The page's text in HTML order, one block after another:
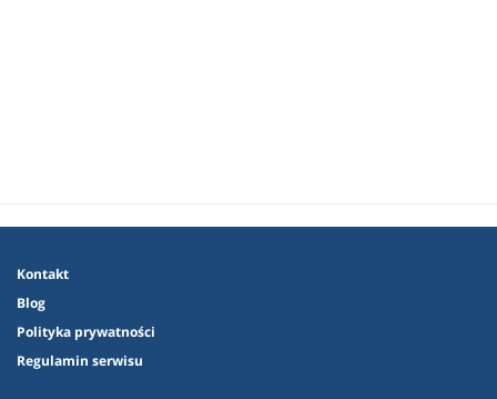
Kontakt
Blog
Polityka prywatności
Regulamin serwisu